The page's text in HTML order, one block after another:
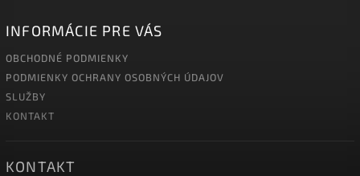
INFORMÁCIE PRE VÁS
OBCHODNÉ PODMIENKY
PODMIENKY OCHRANY OSOBNÝCH ÚDAJOV
SLUŽBY
KONTAKT
KONTAKT